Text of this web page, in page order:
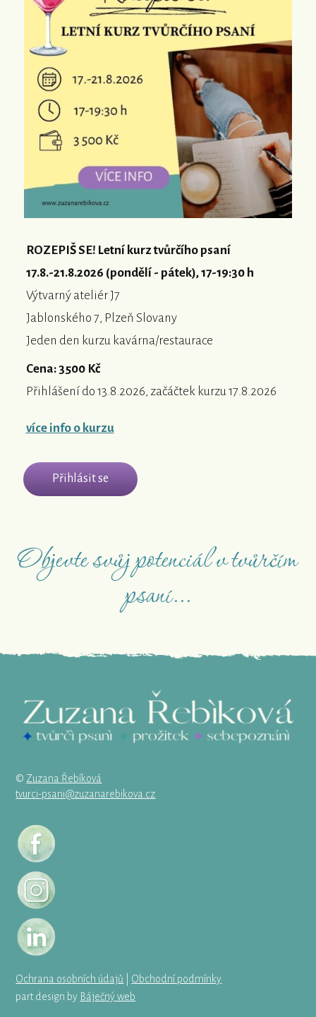
ROZEPIŠ SE! Letní kurz tvůrčího psaní
17.8.-21.8.2026 (pondělí - pátek), 17-19:30 h
Výtvarný ateliér J7
Jablonského 7, Plzeň Slovany
Jeden den kurzu kavárna/restaurace
Cena: 3500 Kč
Přihlášení do 13.8.2026, začáčtek kurzu 17.8.2026
více info o kurzu
Přihlásit se
Objevte svůj potenciál v tvůrčím
psaní...
© Zuzana Řebíková
tvurci-psani@zuzanarebikova.cz
Ochrana osobních údajů
Obchodní podmínky
part design by Báječný web